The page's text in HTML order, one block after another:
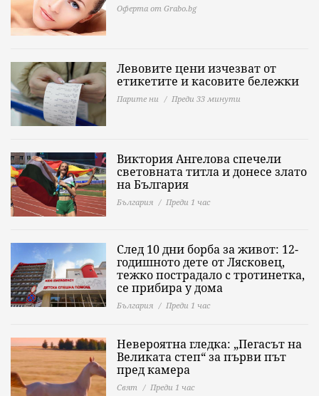
Оферта от Grabo.bg
Левовите цени изчезват от
етикетите и касовите бележки
Парите ни Преди 33 минути
Виктория Ангелова спечели
световната титла и донесе злато
на България
България Преди 1 час
След 10 дни борба за живот: 12-
годишното дете от Лясковец,
тежко пострадало с тротинетка,
се прибира у дома
България Преди 1 час
Невероятна гледка: „Пегасът на
Великата степ“ за първи път
пред камера
Свят Преди 1 час